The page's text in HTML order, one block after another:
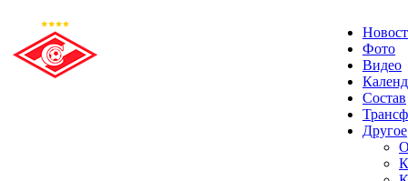
Фото
Видео
Состав
Другое